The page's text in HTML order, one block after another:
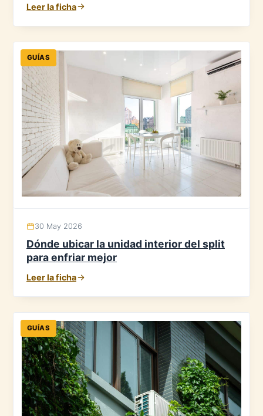
Leer la ficha
GUÍAS
30 May 2026
Dónde ubicar la unidad interior del split
para enfriar mejor
Leer la ficha
GUÍAS